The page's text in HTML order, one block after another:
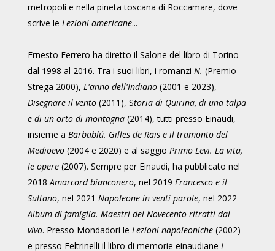
metropoli e nella pineta toscana di Roccamare, dove
scrive le Lezioni americane...
Ernesto Ferrero ha diretto il Salone del libro di Torino
dal 1998 al 2016. Tra i suoi libri, i romanzi N. (Premio
Strega 2000), L'anno dell'Indiano(2001 e 2023),
Disegnare il vento(2011), Storia di Quirina, di una talpa
e di un orto di montagna(2014), tutti presso Einaudi,
insieme a Barbablú. Gilles de Rais e il tramonto del
Medioevo(2004 e 2020) e al saggio Primo Levi. La vita,
le opere(2007). Sempre per Einaudi, ha pubblicato nel
2018 Amarcord bianconero, nel 2019 Francesco e il
Sultano, nel 2021 Napoleone in venti parole, nel 2022
Album di famiglia. Maestri del Novecento ritratti dal
vivo. Presso Mondadori le Lezioni napoleoniche(2002)
e presso Feltrinelli il libro di memorie einaudiane I